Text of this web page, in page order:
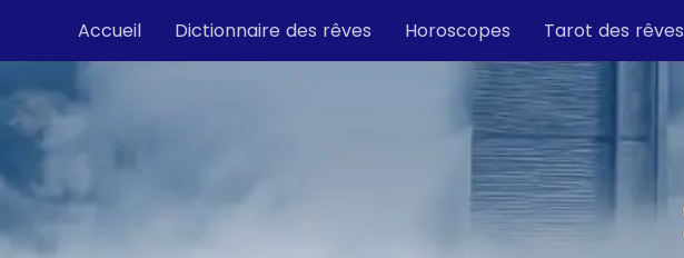
Accueil Dictionnaire des rêves Horoscopes Tarot des rêves